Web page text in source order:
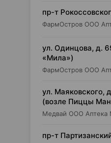
пр-т
ул. Одинцова, д.
«Мила»)
ул. Маяковского,
(возле Пиццы
Медвай ООО Аптека
пр-т